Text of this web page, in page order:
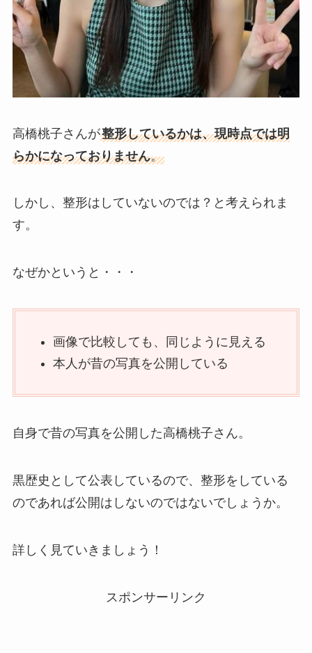
高橋桃子さんが整形しているかは、現時点では明
らかになっておりません。
しかし、 整形はしていないのでは ？と考えられま
す。
なぜかというと・・・
画像で比較しても、同じように見える
本人が昔の写真を公開している
自身で昔の写真を公開した高橋桃子さん。
黒歴史として公表しているので、整形をしている
のであれば公開はしないのではないでしょうか。
詳しく見ていきましょう！
スポンサーリンク